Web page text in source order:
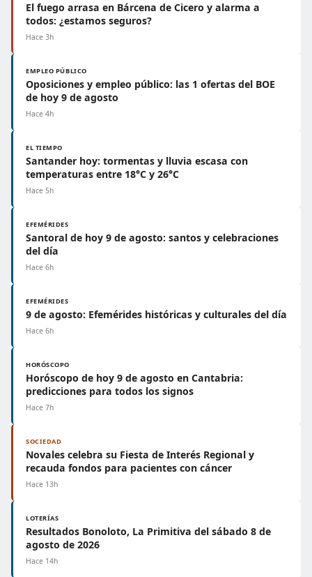
El fuego arrasa en Bárcena de Cicero y alarma a
todos: ¿estamos seguros?
Hace 3h
EMPLEO PÚBLICO
Oposiciones y empleo público: las 1 ofertas del BOE
de hoy 9 de agosto
Hace 4h
EL TIEMPO
Santander hoy: tormentas y lluvia escasa con
temperaturas entre 18°C y 26°C
Hace 5h
EFEMÉRIDES
Santoral de hoy 9 de agosto: santos y celebraciones
del día
Hace 6h
EFEMÉRIDES
9 de agosto: Efemérides históricas y culturales del día
Hace 6h
HORÓSCOPO
Horóscopo de hoy 9 de agosto en Cantabria:
predicciones para todos los signos
Hace 7h
SOCIEDAD
Novales celebra su Fiesta de Interés Regional y
recauda fondos para pacientes con cáncer
Hace 13h
LOTERÍAS
Resultados Bonoloto, La Primitiva del sábado 8 de
agosto de 2026
Hace 14h